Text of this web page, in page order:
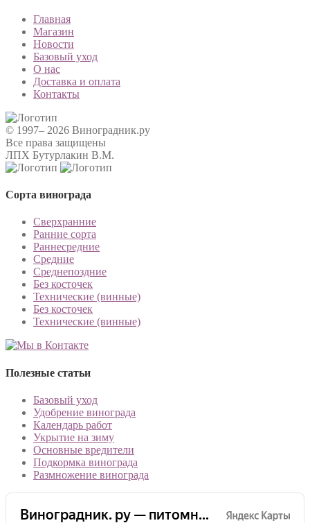
Главная
Магазин
Новости
Базовый уход
О нас
Доставка и оплата
Контакты
© 1997– 2026 Виноградник.ру
Все права защищены
ЛПХ Бутурлакин В.М.
Сорта винограда
Сверхранние
Ранние сорта
Раннесредние
Средние
Среднепоздние
Без косточек
Технические (винные)
Без косточек
Технические (винные)
Полезные статьи
Базовый уход
Удобрение винограда
Календарь работ
Укрытие на зиму
Основные вредители
Подкормка винограда
Размножение винограда